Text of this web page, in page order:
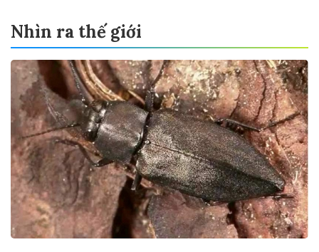
Nhìn ra thế giới